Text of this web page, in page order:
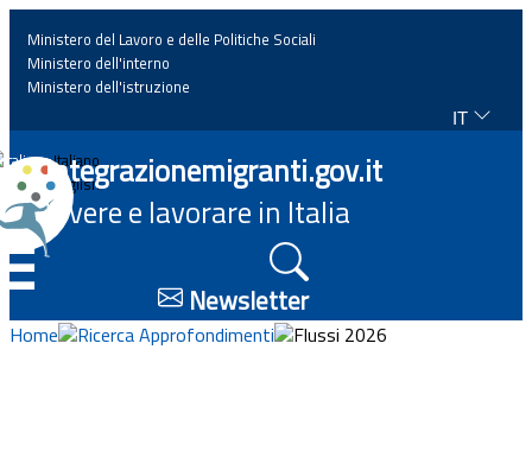
Home
News
Approfondimenti
Ministero del Lavoro e delle Politiche Sociali
Ministero dell'interno
Ministero dell'istruzione
IT
Italiano
English
Integrazionemigranti.gov.it
Vivere e lavorare in Italia
Newsletter
Home Ricerca Approfondimenti Flussi 2026